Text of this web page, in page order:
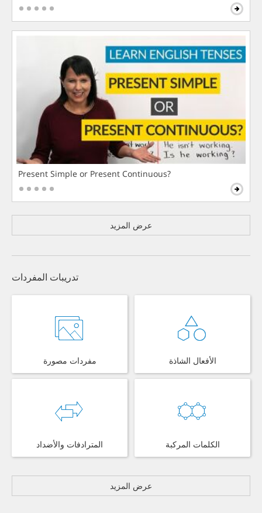
Present Simple or Present Continuous?
عرض المزيد
تدريبات المفردات
مفردات مصورة الأفعال الشاذة
المترادفات والأضداد الكلمات المركبة
عرض المزيد